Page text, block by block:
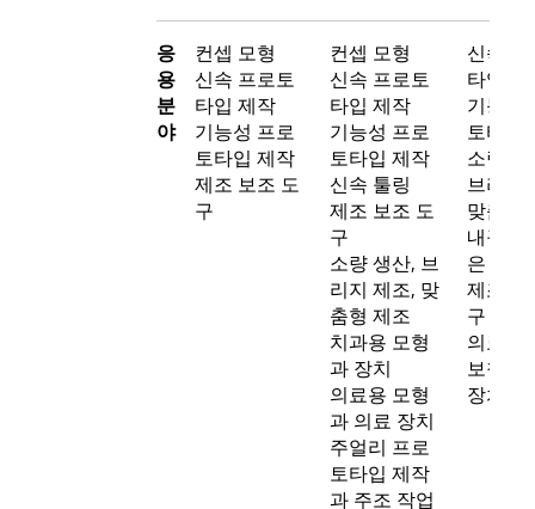
응
용
분
야
컨셉 모형
신속 프로토
타입 제작
기능성 프로
토타입 제작
제조 보조 도
구
컨셉 모형
신속 프로토
타입 제작
기능성 프로
토타입 제작
신속 툴링
제조 보조 도
구
소량 생산, 브
리지 제조, 맞
춤형 제조
치과용 모형
과 장치
의료용 모형
과 의료 장치
주얼리 프로
토타입 제작
과 주조 작업
신속 프
타입 제
기능성
토타입
소량 생
브리지
맞춤형
내구성
은 장기
제조 보
구
의료 장
보철물
장치